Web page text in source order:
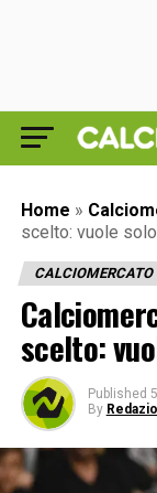
Home »
scelto: vuole
CALCIOMERCATO
scelto:
Published
By